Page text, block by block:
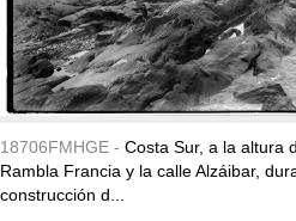
18706FMHGE - Costa Sur, a la altura
Rambla Francia y la calle Alzáibar,
construcción d...